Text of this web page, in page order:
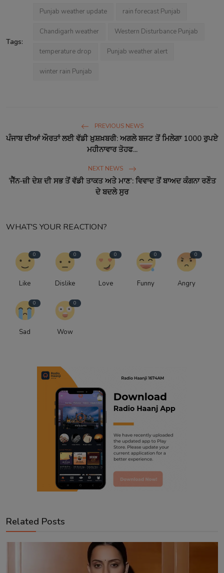
Tags:
Punjab weather update rain forecast Punjab
Chandigarh weather Western Disturbance Punjab
temperature drop Punjab weather alert
winter rain Punjab
PREVIOUS NEWS
ਪੰਜਾਬ ਦੀਆਂ ਔਰਤਾਂ ਲਈ ਵੱਡੀ ਖ਼ੁਸ਼ਖ਼ਬਰੀ: ਅਗਲੇ ਬਜਟ ਤੋਂ ਮਿਲੇਗਾ 1000 ਰੁਪਏ
ਮਹੀਨਾਵਾਰ ਤੋਹਫ...
NEXT NEWS
‘ਜੈੱਨ-ਜ਼ੀ ਦੇਸ਼ ਦੀ ਸਭ ਤੋਂ ਵੱਡੀ ਤਾਕਤ ਅਤੇ ਮਾਣ’: ਵਿਵਾਦ ਤੋਂ ਬਾਅਦ ਕੰਗਨਾ ਰਣੌਤ
ਦੇ ਬਦਲੇ ਸੁਰ
WHAT'S YOUR REACTION?
0
Like
0
Dislike
0
Love
0
Funny
0
Angry
0
Sad
0
Wow
Related Posts